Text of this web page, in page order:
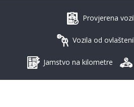
Provjerena
Vozila od
Jamstvo na kilometre